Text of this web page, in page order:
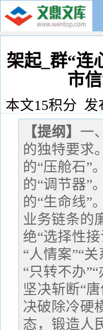
架起_群“连
市
本文15积分 发
【提纲】 一
的独特要求
的“压舱石”
的“调节器”
的“生命线”
业务链条的
绝“选择性
“人情案”“
“只转不办
坚决斩断“
决破除冷硬
态，锻造人